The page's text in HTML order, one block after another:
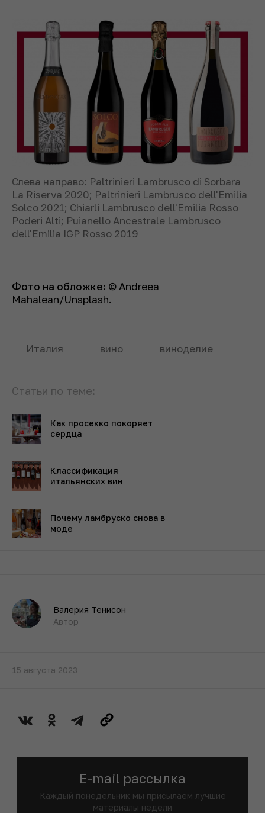
Слева направо: Paltrinieri Lambrusco di Sorbara
La Riserva 2020; Paltrinieri Lambrusco dell'Emilia
Solco 2021; Chiarli Lambrusco dell'Emilia Rosso
Poderi Alti; Puianello Ancestrale Lambrusco
dell'Emilia IGP Rosso 2019
Фото на обложке: © Andreea
Mahalean/Unsplash.
Италия вино виноделие
Статьи по теме:
Как просекко покоряет
сердца
Классификация
итальянских вин
Почему ламбруско снова в
моде
Валерия Тенисон
Автор
15 августа 2023
E-mail рассылка
Каждый понедельник мы присылаем лучшие
материалы недели